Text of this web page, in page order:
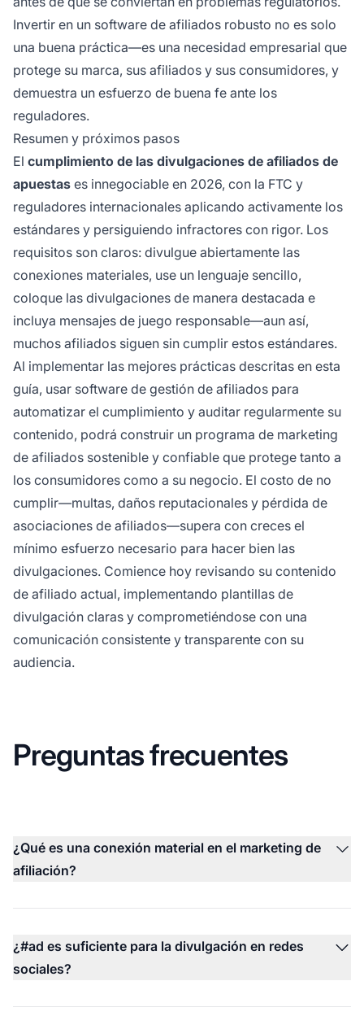
Invertir en un software de afiliados robusto no es solo
una buena práctica—es una necesidad empresarial que
protege su marca, sus afiliados y sus consumidores, y
demuestra un esfuerzo de buena fe ante los
reguladores.
Resumen y próximos pasos
El cumplimiento de las divulgaciones de afiliados de
apuestas es innegociable en 2026, con la FTC y
reguladores internacionales aplicando activamente los
estándares y persiguiendo infractores con rigor. Los
requisitos son claros: divulgue abiertamente las
conexiones materiales, use un lenguaje sencillo,
coloque las divulgaciones de manera destacada e
incluya mensajes de juego responsable—aun así,
muchos afiliados siguen sin cumplir estos estándares.
Al implementar las mejores prácticas descritas en esta
guía, usar software de gestión de afiliados para
automatizar el cumplimiento y auditar regularmente su
contenido, podrá construir un programa de marketing
de afiliados sostenible y confiable que protege tanto a
los consumidores como a su negocio. El costo de no
cumplir—multas, daños reputacionales y pérdida de
asociaciones de afiliados—supera con creces el
mínimo esfuerzo necesario para hacer bien las
divulgaciones. Comience hoy revisando su contenido
de afiliado actual, implementando plantillas de
divulgación claras y comprometiéndose con una
comunicación consistente y transparente con su
audiencia.
Preguntas frecuentes
¿Qué es una conexión material en el marketing de
afiliación?
¿#ad es suficiente para la divulgación en redes
sociales?